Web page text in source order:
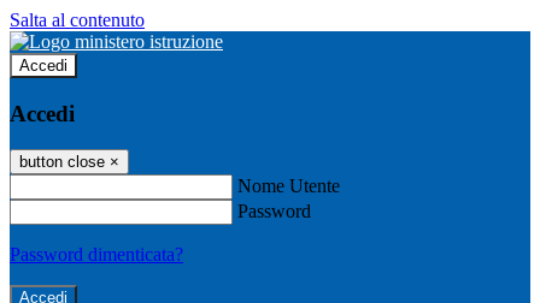
Salta al contenuto
Accedi
Accedi
button close ×
Nome Utente
Password
Password dimenticata?